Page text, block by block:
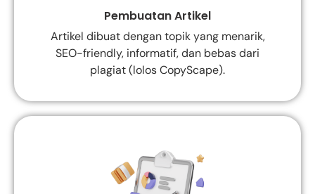
Pembuatan Artikel
Artikel dibuat dengan topik yang menarik,
SEO-friendly, informatif, dan bebas dari
plagiat (lolos CopyScape).